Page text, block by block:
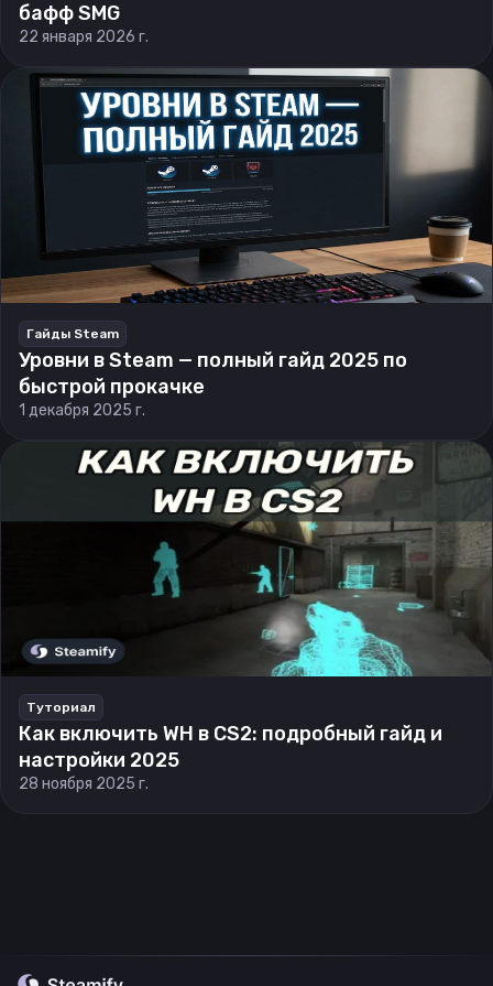
бафф SMG
22 января 2026 г.
Гайды Steam
Уровни в Steam — полный гайд 2025 по
быстрой прокачке
1 декабря 2025 г.
Туториал
Как включить WH в CS2: подробный гайд и
настройки 2025
28 ноября 2025 г.